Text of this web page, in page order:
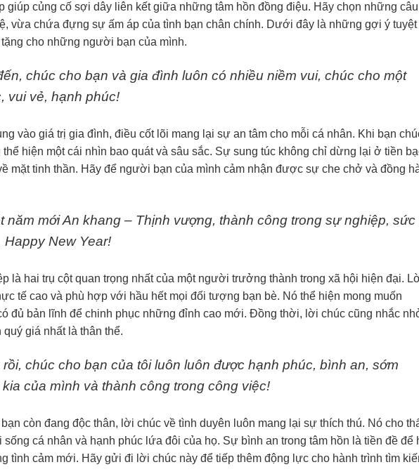
giúp củng cố sợi dây liên kết giữa những tâm hồn đồng điệu. Hãy chọn những
vừa chứa đựng sự ấm áp của tình bạn chân chính. Dưới đây là những gợi ý tuyệt
cho những người bạn của mình.
chúc cho bạn và gia đình luôn có nhiều niềm vui, chúc cho một
vui vẻ, hạnh phúc!
vào giá trị gia đình, điều cốt lõi mang lại sự an tâm cho mỗi cá nhân. Khi bạn
hiện một cái nhìn bao quát và sâu sắc. Sự sung túc không chỉ dừng lại ở tiền
mặt tinh thần. Hãy để người bạn của mình cảm nhận được sự che chở và đồng
năm mới An khang – Thịnh vượng, thành công trong sự nghiệp, sức
Happy New Year!
là hai trụ cột quan trọng nhất của một người trưởng thành trong xã hội hiện đại.
tế cao và phù hợp với hầu hết mọi đối tượng bạn bè. Nó thể hiện mong muốn
đủ bản lĩnh để chinh phục những đỉnh cao mới. Đồng thời, lời chúc cũng nhắc
giá nhất là thân thể.
chúc cho bạn của tôi luôn luôn được hạnh phúc, bình an, sớm
của mình và thành công trong công việc!
còn đang độc thân, lời chúc về tình duyên luôn mang lại sự thích thú. Nó cho
sống cá nhân và hạnh phúc lứa đôi của họ. Sự bình an trong tâm hồn là tiền đề để
tình cảm mới. Hãy gửi đi lời chúc này để tiếp thêm động lực cho hành trình tìm